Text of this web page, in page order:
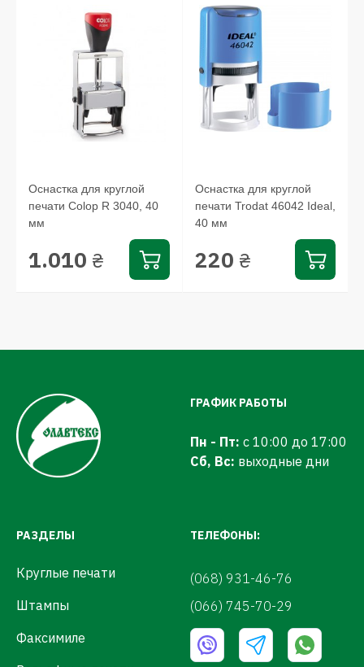
Оснастка для круглой
печати Colop R 3040, 40
мм
1.010 ₴
Оснастка для круглой
печати Trodat 46042 Ideal,
40 мм
220 ₴
ГРАФИК РАБОТЫ
Пн - Пт: с 10:00 до 17:00
Сб, Вс: выходные дни
РАЗДЕЛЫ
Круглые печати
Штампы
Факсимиле
ТЕЛЕФОНЫ:
(068) 931-46-76
(066) 745-70-29